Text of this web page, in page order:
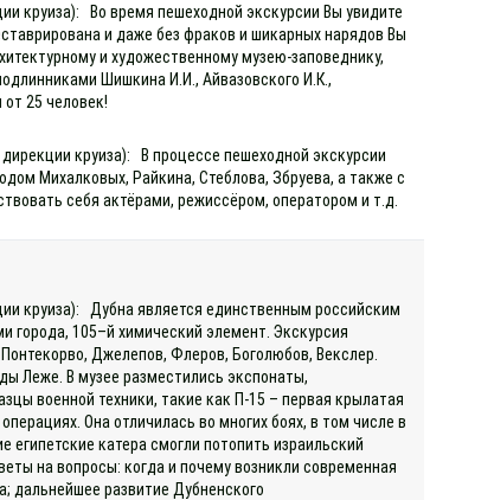
круиза): Во время пешеходной экскурсии Вы увидите
и даже без фраков и шикарных нарядов Вы
и художественному музею-заповеднику,
Шишкина И.И., Айвазовского И.К.,
25 человек!
круиза): В процессе пешеходной экскурсии
Михалковых, Райкина, Стеблова, Збруева, а также с
себя актёрами, режиссёром, оператором и т.д.
круиза): Дубна является единственным российским
города, 105–й химический элемент. Экскурсия
Джелепов, Флеров, Боголюбов, Векслер.
Леже. В музее разместились экспонаты,
военной техники, такие как П-15 – первая крылатая
Она отличилась во многих боях, в том числе в
катера смогли потопить израильский
на вопросы: когда и почему возникли современная
дальнейшее развитие Дубненского